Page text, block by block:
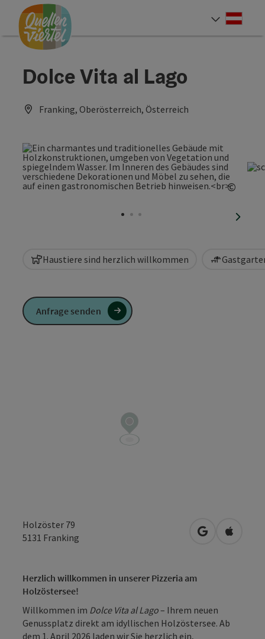
Zum Inhalt
Zur Navigation
Zum Seitenanfang
Dolce Vita al Lago
Franking, Oberösterreich, Österreich
©
Haustiere sind herzlich willkommen
Holzöster 79
5131 Franking in Google
in
Herzlich willkommen in unserer Pizzeria am
Holzöstersee!
Willkommen im Dolce Vita al Lago– Ihrem neuen
Genussplatz direkt am idyllischen Holzöstersee. Ab
dem 1. April 2026 laden wir Sie herzlich ein,
Anfrage senden